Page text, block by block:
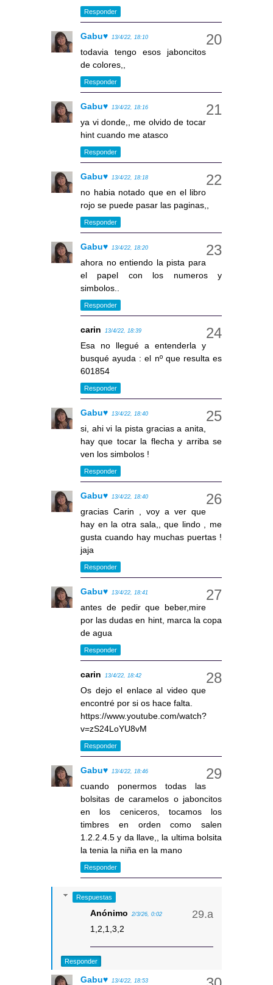
Responder
Gabu♥ 13/4/22, 18:10
todavia tengo esos jaboncitos
de colores,,
Responder
Gabu♥ 13/4/22, 18:16
ya vi donde,, me olvido de tocar
hint cuando me atasco
Responder
Gabu♥ 13/4/22, 18:18
no habia notado que en el libro
rojo se puede pasar las paginas,,
Responder
Gabu♥ 13/4/22, 18:20
ahora no entiendo la pista para
el papel con los numeros y
simbolos..
Responder
carin 13/4/22, 18:39
Esa no llegué a entenderla y
busqué ayuda : el nº que resulta es
601854
Responder
Gabu♥ 13/4/22, 18:40
si, ahi vi la pista gracias a anita,
hay que tocar la flecha y arriba se
ven los simbolos !
Responder
Gabu♥ 13/4/22, 18:40
gracias Carin , voy a ver que
hay en la otra sala,, que lindo , me
gusta cuando hay muchas puertas !
jaja
Responder
Gabu♥ 13/4/22, 18:41
antes de pedir que beber,mire
por las dudas en hint, marca la copa
de agua
Responder
carin 13/4/22, 18:42
Os dejo el enlace al video que
encontré por si os hace falta.
https://www.youtube.com/watch?
v=zS24LoYU8vM
Responder
Gabu♥ 13/4/22, 18:46
cuando ponermos todas las
bolsitas de caramelos o jaboncitos
en los ceniceros, tocamos los
timbres en orden como salen
1.2.2.4.5 y da llave,, la ultima bolsita
la tenia la niña en la mano
Responder
Respuestas
Anónimo 2/3/26, 0:02
1,2,1,3,2
Responder
Gabu♥ 13/4/22, 18:53